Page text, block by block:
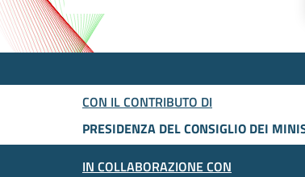
CON IL CONTRIBUTO DI
PRESIDENZA DEL CONSIGLIO DEI
IN COLLABORAZIONE CON